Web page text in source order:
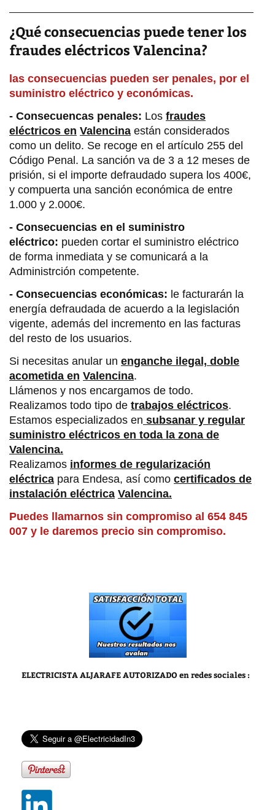
¿Qué consecuencias puede tener los
fraudes eléctricos Valencina?
las consecuencias pueden ser penales, por el
suministro eléctrico y económicas.
- Consecuencas penales: Los fraudes
eléctricos en Valencina están considerados
como un delito. Se recoge en el artículo 255 del
Código Penal. La sanción va de 3 a 12 meses de
prisión, si el importe defraudado supera los 400€,
y compuerta una sanción económica de entre
1.000 y 2.000€.
- Consecuencias en el suministro
eléctrico: pueden cortar el suministro eléctrico
de forma inmediata y se comunicará a la
Administrción competente.
- Consecuencias económicas: le facturarán la
energía defraudada de acuerdo a la legislación
vigente, además del incremento en las facturas
del resto de los usuarios.
Si necesitas anular un enganche ilegal, doble
acometida en Valencina.
Llámenos y nos encargamos de todo.
Realizamos todo tipo de trabajos eléctricos.
Estamos especializados en subsanar y regular
suministro eléctricos en toda la zona de
Valencina.
Realizamos informes de regularización
eléctrica para Endesa, así como certificados de
instalación eléctrica Valencina.
Puedes llamarnos sin compromiso al 654 845
007 y le daremos precio sin compromiso.
ELECTRICISTA ALJARAFE AUTORIZADO en redes sociales :